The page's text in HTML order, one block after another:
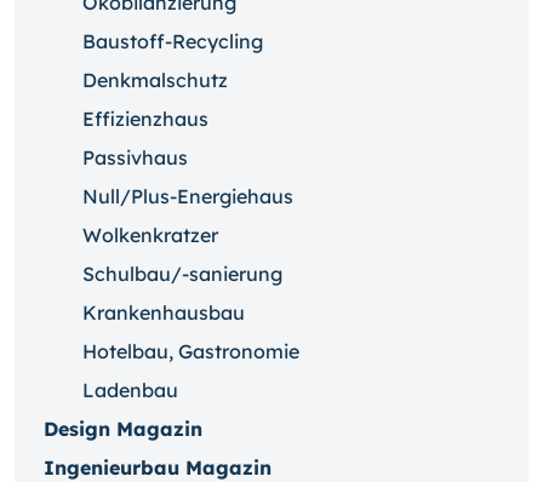
Baustoff-Recycling
Denkmalschutz
Effizienzhaus
Passivhaus
Null/Plus-Energiehaus
Wolkenkratzer
Schulbau/-sanierung
Krankenhausbau
Hotelbau, Gastronomie
Ladenbau
Design Magazin
Ingenieurbau Magazin